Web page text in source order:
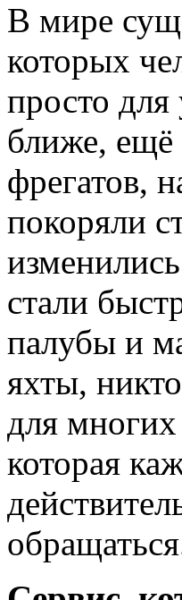
В мире
которых
просто
ближе, ещё
фрегатов,
покоряли
стали
палубы и
яхты,
для
которая